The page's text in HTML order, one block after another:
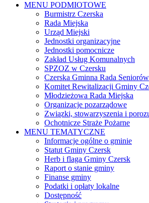
MENU PODMIOTOWE
Burmistrz Czerska
Rada Miejska
Urząd Miejski
Jednostki organizacyjne
Jednostki pomocnicze
Zakład Usług Komunalnych
SPZOZ w Czersku
Czerska Gminna Rada Seniorów
Komitet Rewitalizacji Gminy
Młodzieżowa Rada Miejska
Organizacje pozarządowe
Związki, stowarzyszenia i
Ochotnicze Straże Pożarne
MENU TEMATYCZNE
Informacje ogólne o gminie
Statut Gminy Czersk
Herb i flaga Gminy Czersk
Raport o stanie gminy
Finanse gminy
Podatki i opłaty lokalne
Dostępność